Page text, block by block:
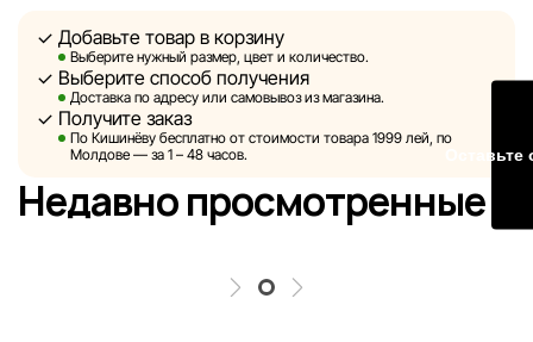
технических ошибок или сбоев. Мы также не отвечаем
за содержание и актуальность информации на
сторонних ресурсах, ссылки на которые могут быть
размещены на нашем сайте.
Sportlandia оставляет за собой право в одностороннем
порядке и без предварительного уведомления вносить
потребительские свойства товаров. Изображения,
представленные на сайте, являются смоделированными
Добавьте товар в корзину
Выберите нужный размер, цвет и количество.
Выберите способ получения
Доставка по адресу или самовывоз из магазина.
Получите заказ
По Кишинёву бесплатно от стоимости товара 1999 лей, по
Молдове — за 1 – 48 часов.
Недавно просмотренные
Оставьте